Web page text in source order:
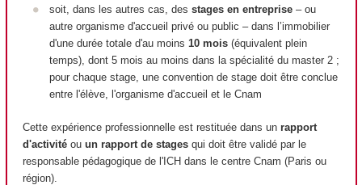
soit, dans les autres cas, des stages en entreprise– ou
autre organisme d'accueil privé ou public – dans l’immobilier
d'une durée totale d'au moins 10 mois (équivalent plein
temps), dont 5 mois au moins dans la spécialité du master 2 ;
pour chaque stage, une convention de stage doit être conclue
entre l'élève, l'organisme d'accueil et le Cnam
Cette expérience professionnelle est restituée dans un rapport
d'activité ou un rapport de stages qui doit être validé par le
responsable pédagogique de l'ICH dans le centre Cnam (Paris ou
région).